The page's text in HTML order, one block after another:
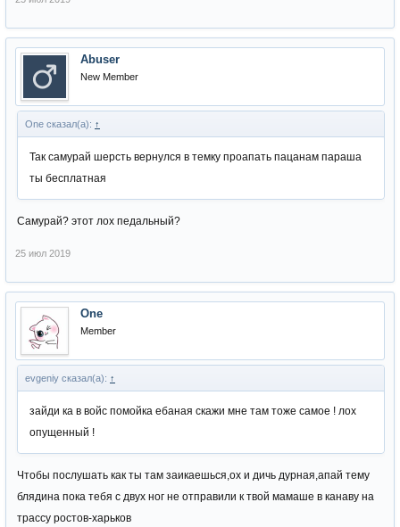
Abuser
New Member
One сказал(а): ↑
Так самурай шерсть вернулся в темку проапать пацанам параша
ты бесплатная
Самурай? этот лох педальный?
25 июл 2019
One
Member
evgeniy сказал(а): ↑
зайди ка в войс помойка ебаная скажи мне там тоже самое ! лох
опущенный !
Чтобы послушать как ты там заикаешься,ох и дичь дурная,апай тему
блядина пока тебя с двух ног не отправили к твой мамаше в канаву на
трассу ростов-харьков